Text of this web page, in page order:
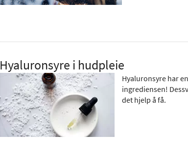
Hyaluronsyre i hudpleie
Hyaluronsyre har
ingrediensen!
det hjelp å få.